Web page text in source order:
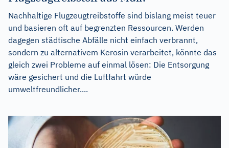
Nachhaltige Flugzeugtreibstoffe sind bislang meist teuer
und basieren oft auf begrenzten Ressourcen. Werden
dagegen städtische Abfälle nicht einfach verbrannt,
sondern zu alternativem Kerosin verarbeitet, könnte das
gleich zwei Probleme auf einmal lösen: Die Entsorgung
wäre gesichert und die Luftfahrt würde
umweltfreundlicher....